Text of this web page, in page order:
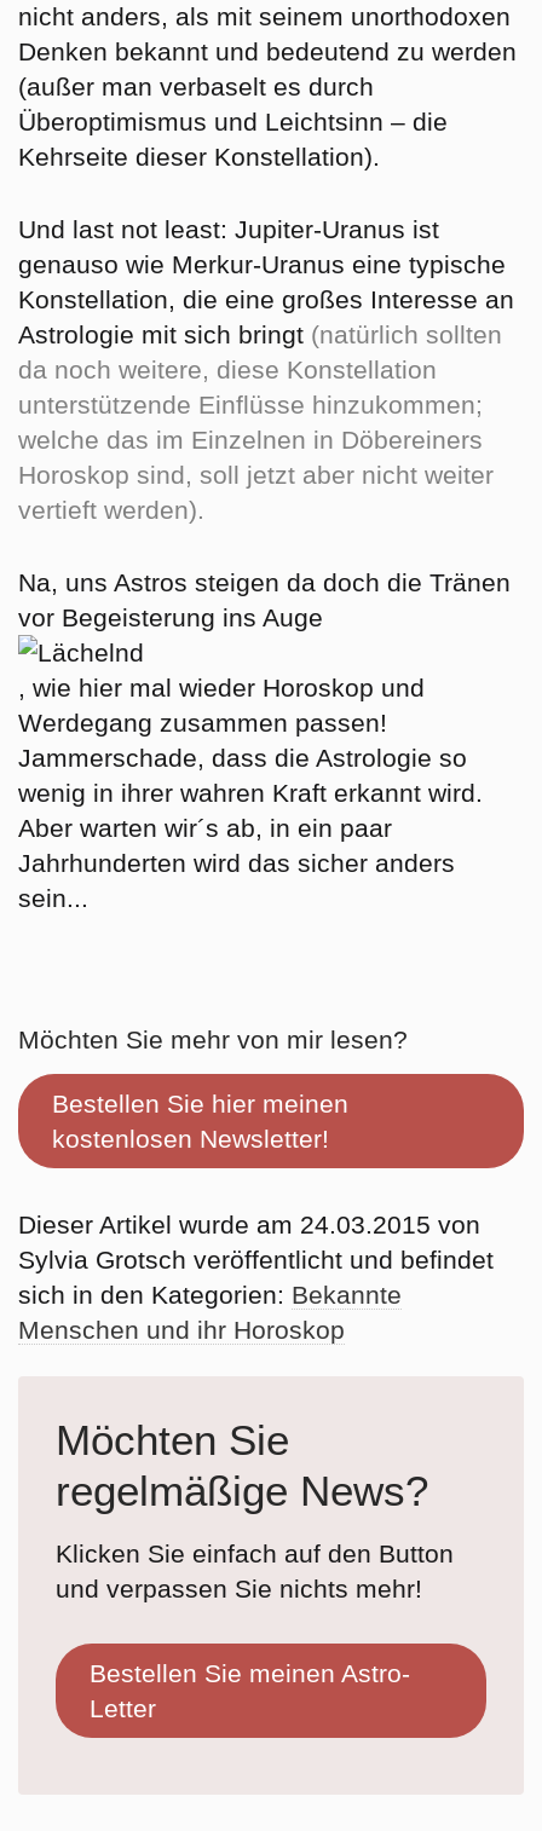
nicht anders, als mit seinem unorthodoxen
Denken bekannt und bedeutend zu werden
(außer man verbaselt es durch
Überoptimismus und Leichtsinn – die
Kehrseite dieser Konstellation).
Und last not least: Jupiter-Uranus ist
genauso wie Merkur-Uranus eine typische
Konstellation, die eine großes Interesse an
Astrologie mit sich bringt (natürlich sollten
da noch weitere, diese Konstellation
unterstützende Einflüsse hinzukommen;
welche das im Einzelnen in Döbereiners
Horoskop sind, soll jetzt aber nicht weiter
vertieft werden).
Na, uns Astros steigen da doch die Tränen
vor Begeisterung ins Auge
, wie hier mal wieder Horoskop und
Werdegang zusammen passen!
Jammerschade, dass die Astrologie so
wenig in ihrer wahren Kraft erkannt wird.
Aber warten wir´s ab, in ein paar
Jahrhunderten wird das sicher anders
sein...
Möchten Sie mehr von mir lesen?
Bestellen Sie hier meinen
kostenlosen Newsletter!
Dieser Artikel wurde am 24.03.2015 von
Sylvia Grotsch veröffentlicht und befindet
sich in den Kategorien: Bekannte
Menschen und ihr Horoskop
Möchten Sie
regelmäßige News?
Klicken Sie einfach auf den Button
und verpassen Sie nichts mehr!
Bestellen Sie meinen Astro-
Letter